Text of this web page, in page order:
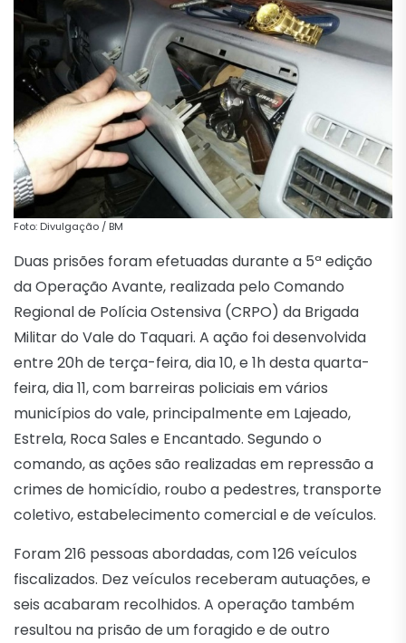
Foto: Divulgação / BM
Duas prisões foram efetuadas durante a 5ª edição
da Operação Avante, realizada pelo Comando
Regional de Polícia Ostensiva (CRPO) da Brigada
Militar do Vale do Taquari. A ação foi desenvolvida
entre 20h de terça-feira, dia 10, e 1h desta quarta-
feira, dia 11, com barreiras policiais em vários
municípios do vale, principalmente em Lajeado,
Estrela, Roca Sales e Encantado. Segundo o
comando, as ações são realizadas em repressão a
crimes de homicídio, roubo a pedestres, transporte
coletivo, estabelecimento comercial e de veículos.
Foram 216 pessoas abordadas, com 126 veículos
fiscalizados. Dez veículos receberam autuações, e
seis acabaram recolhidos. A operação também
resultou na prisão de um foragido e de outro